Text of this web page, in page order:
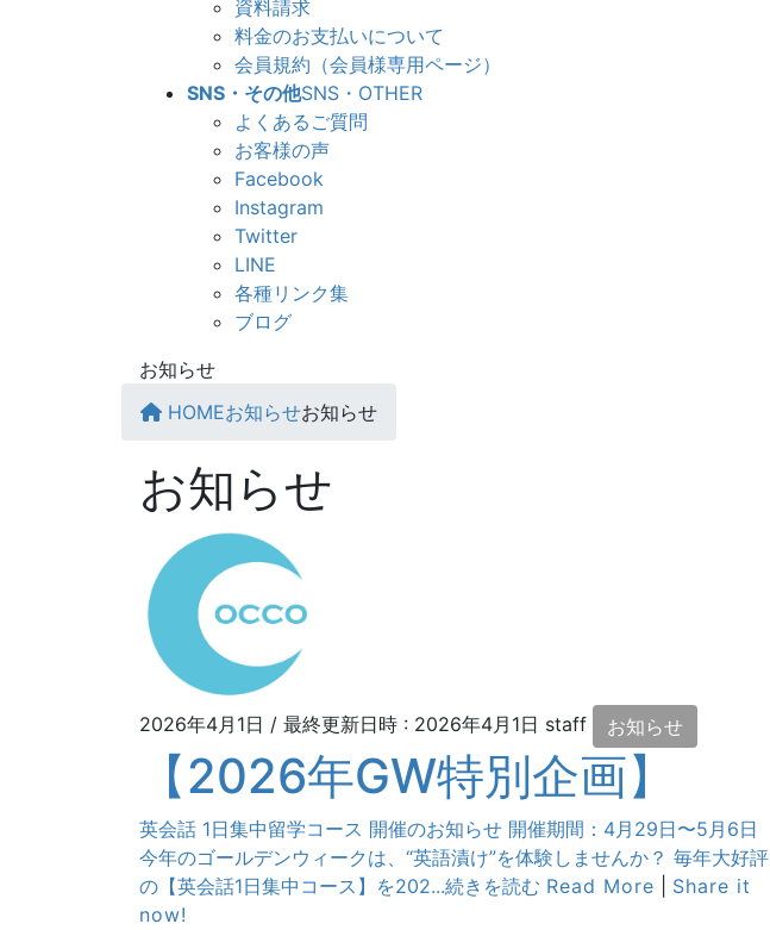
資料請求
料金のお支払いについて
会員規約（会員様専用ページ）
SNS・その他SNS・OTHER
よくあるご質問
お客様の声
Facebook
Instagram
Twitter
LINE
各種リンク集
ブログ
お知らせ
HOMEお知らせお知らせ
お知らせ
2026年4月1日 / 最終更新日時 : 2026年4月1日 staff お知らせ
【2026年GW特別企画】
英会話 1日集中留学コース 開催のお知らせ 開催期間：4月29日〜5月6日
今年のゴールデンウィークは、“英語漬け”を体験しませんか？ 毎年大好評
の【英会話1日集中コース】を202...続きを読む Read More
Share it
now!